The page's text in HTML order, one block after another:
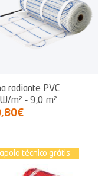
radiante PVC
m² - 9,0 m²
apoio técnico grátis